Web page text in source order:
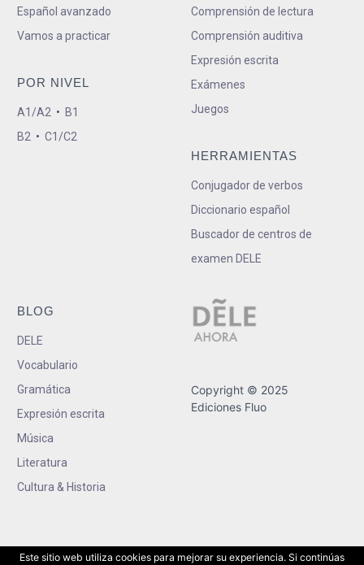
Español avanzado
Vamos a practicar
POR NIVEL
A1/A2 • B1
B2 • C1/C2
Comprensión de lectura
Comprensión auditiva
Expresión escrita
Exámenes
Juegos
HERRAMIENTAS
Conjugador de verbos
Diccionario español
Buscador de centros de
examen DELE
BLOG
DELE
Vocabulario
Gramática
Expresión escrita
Música
Literatura
Cultura & Historia
Copyright © 2025
Ediciones Fluo
Este sitio web utiliza cookies para mejorar su experiencia. Si continúas